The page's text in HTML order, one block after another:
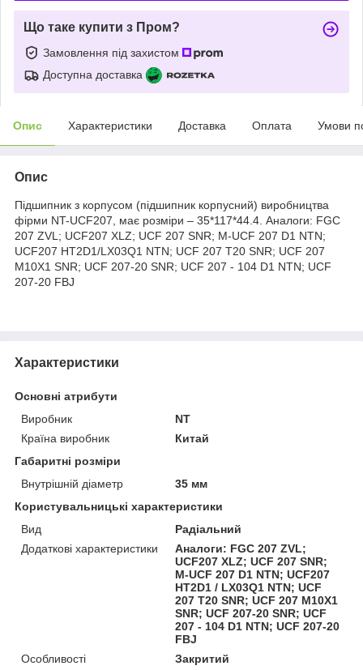
Що таке купити з Пром?
Замовлення під захистом
Доступна доставка
Опис Характеристики Доставка Оплата Умови
Опис
Підшипник з корпусом (підшипник корпусний) виробництва
фірми NT-UCF207, має розміри – 35*117*44.4. Аналоги: FGC
207 ZVL; UCF207 XLZ; UCF 207 SNR; M-UCF 207 D1 NTN;
UCF207 HT2D1/LX03Q1 NTN; UCF 207 T20 SNR; UCF 207
M10X1 SNR; UCF 207-20 SNR; UCF 207 - 104 D1 NTN; UCF
207-20 FBJ
Характеристики
Основні атрибути
Виробник
NT
Країна виробник
Китай
Габаритні розміри
Внутрішній діаметр
35 мм
Користувальницькі характеристики
Вид
Радіальний
Додаткові характеристики
Аналоги: FGC 207 ZVL;
UCF207 XLZ; UCF 207 SNR;
M-UCF 207 D1 NTN; UCF207
HT2D1 / LX03Q1 NTN; UCF
207 T20 SNR; UCF 207 M10X1
SNR; UCF 207-20 SNR; UCF
207 - 104 D1 NTN; UCF 207-20
FBJ
Особливості
Закритий